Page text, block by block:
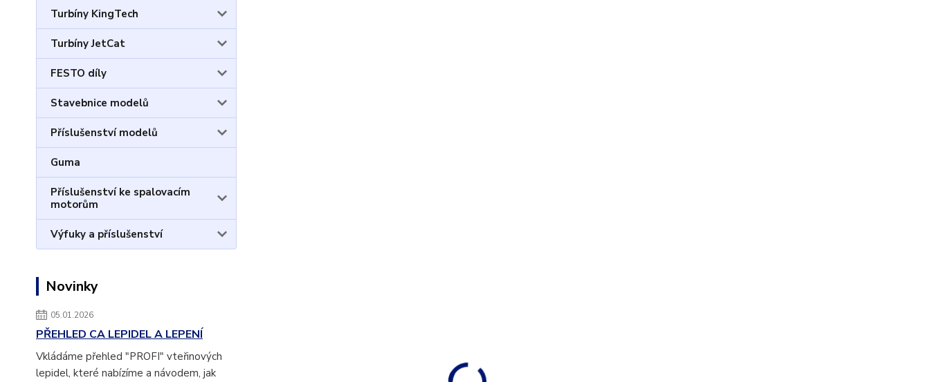
Turbíny KingTech
Turbíny JetCat
FESTO díly
Stavebnice modelů
Příslušenství modelů
Guma
Příslušenství ke spalovacím
motorům
Výfuky a příslušenství
Novinky
05.01.2026
PŘEHLED CA LEPIDEL A LEPENÍ
Vkládáme přehled "PROFI" vteřinových
lepidel, které nabízíme a návodem, jak